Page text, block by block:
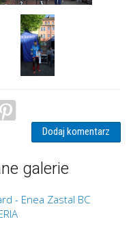
Dodaj komentarz
galerie
- Enea Zastal BC